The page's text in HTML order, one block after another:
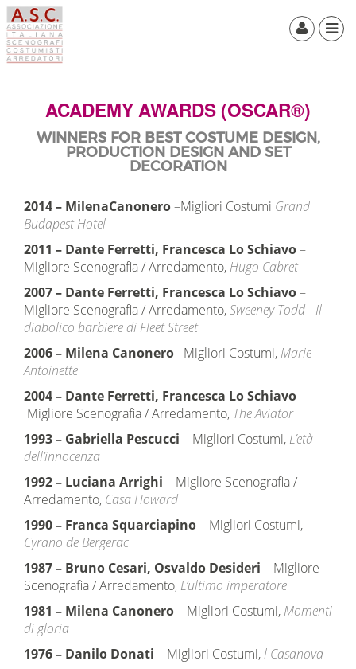
ACADEMY AWARDS (OSCAR®)
WINNERS FOR BEST COSTUME DESIGN,
PRODUCTION DESIGN AND SET
DECORATION
2014– MilenaCanonero–Migliori Costumi Grand
Budapest Hotel
2011 – Dante Ferretti, Francesca Lo Schiavo–
Migliore Scenografia / Arredamento, Hugo Cabret
2007– Dante Ferretti, Francesca Lo Schiavo–
Migliore Scenografia / Arredamento,Sweeney Todd - Il
diabolico barbiere di Fleet Street
2006– Milena Canonero– Migliori Costumi, Marie
Antoinette
2004– Dante Ferretti, Francesca Lo Schiavo–
Migliore Scenografia / Arredamento, The Aviator
1993– Gabriella Pescucci – Migliori Costumi, L’età
dell’innocenza
1992– Luciana Arrighi – Migliore Scenografia /
Arredamento, Casa Howard
1990– Franca Squarciapino– Migliori Costumi,
Cyrano de Bergerac
1987– Bruno Cesari, Osvaldo Desideri – Migliore
Scenografia / Arredamento, L’ultimo imperatore
1981 – Milena Canonero– Migliori Costumi, Momenti
di gloria
1976– Danilo Donati – Migliori Costumi,l Casanova